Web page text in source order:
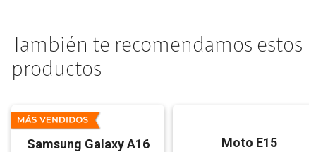
También te recomendamos estos
productos
Samsung Galaxy A16 Moto E15